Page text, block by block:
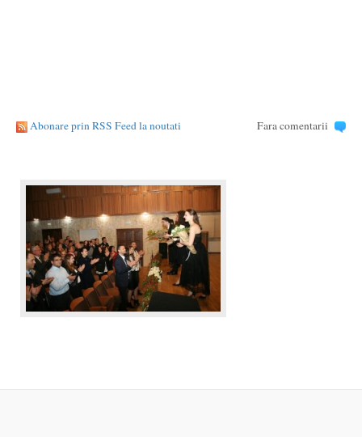
Abonare prin RSS Feed la noutati Fara comentarii